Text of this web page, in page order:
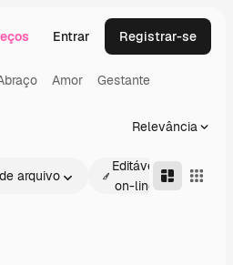
imagemEntrar Registrar-se
Amor Gestante
Relevância
arquivo
Editável
on-line